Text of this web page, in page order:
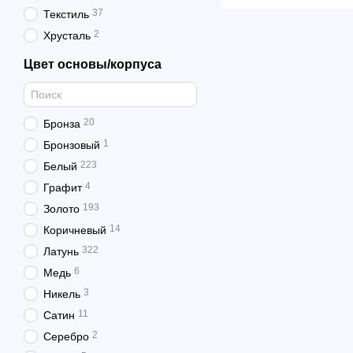
Текстиль 37
Хрусталь 2
Цвет основы/корпуса
Бронза 20
Бронзовый 1
Белый 223
Графит 4
Золото 193
Коричневый 14
Латунь 322
Медь 6
Никель 3
Сатин 11
Серебро 2